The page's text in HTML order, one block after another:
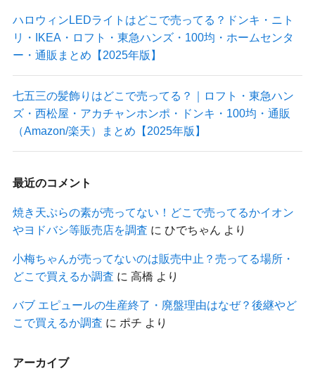
ハロウィンLEDライトはどこで売ってる？ドンキ・ニト
リ・IKEA・ロフト・東急ハンズ・100均・ホームセンタ
ー・通販まとめ【2025年版】
七五三の髪飾りはどこで売ってる？｜ロフト・東急ハン
ズ・西松屋・アカチャンホンポ・ドンキ・100均・通販
（Amazon/楽天）まとめ【2025年版】
最近のコメント
焼き天ぷらの素が売ってない！どこで売ってるかイオン
やヨドバシ等販売店を調査 に ひでちゃん より
小梅ちゃんが売ってないのは販売中止？売ってる場所・
どこで買えるか調査 に 高橋 より
バブ エピュールの生産終了・廃盤理由はなぜ？後継やど
こで買えるか調査 に ポチ より
アーカイブ